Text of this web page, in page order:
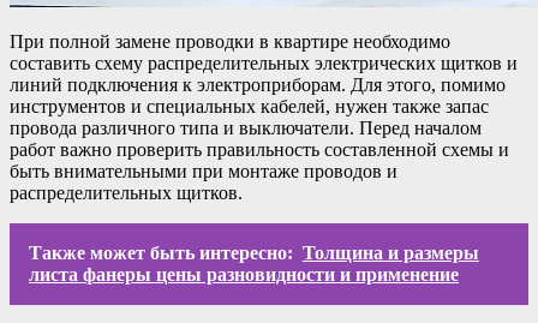
При полной замене проводки в квартире необходимо
составить схему распределительных электрических щитков и
линий подключения к электроприборам. Для этого, помимо
инструментов и специальных кабелей, нужен также запас
провода различного типа и выключатели. Перед началом
работ важно проверить правильность составленной схемы и
быть внимательными при монтаже проводов и
распределительных щитков.
Также может быть интересно: Толщина и размеры
листа фанеры цены разновидности и применение